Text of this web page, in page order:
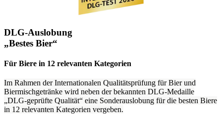
DLG-Auslobung
„Bestes Bier“
Für Biere in 12 relevanten Kategorien
Im Rahmen der Internationalen Qualitätsprüfung für Bier und
Biermischgetränke wird neben der bekannten DLG-Medaille
„DLG-geprüfte Qualität“ eine Sonderauslobung für die besten Biere
in 12 relevanten Kategorien vergeben.